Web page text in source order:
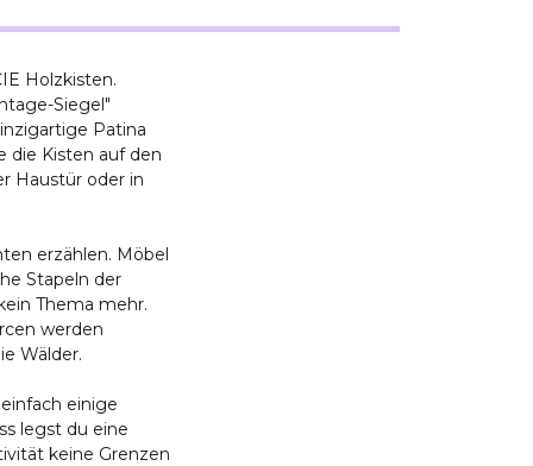
Holzkisten.
Siegel"
Patina
die Kisten auf den
Haustür oder in
erzählen. Möbel
Stapeln der
Thema mehr.
werden
Wälder.
einige
legst du eine
keine Grenzen